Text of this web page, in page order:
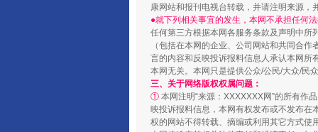
国家大学科技园优化重塑工作
康网站和报刊电视台转载，并请注明来源，
●就下列相关事宜的发生，本网不承担任何
任何第三方根据本网各服务条款及声明中所
（包括在本网的企业、公司网站和共同合作
言的内容和反映投诉报料信息人承认本网所
本网无关。本网只是提供公众/公民/大众/民
三、关于网络版权权属问题：
① 本网注明“来源：XXXXXXX网”的所有作
映投诉报料信息，本网有权发布或不发布
权的网站不得转载、摘编或利用其它方式使